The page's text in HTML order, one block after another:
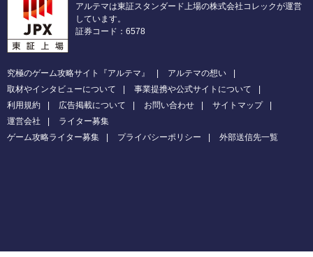
アルテマは東証スタンダード上場の株式会社コレックが運営
しています。
証券コード：6578
究極のゲーム攻略サイト『アルテマ』
アルテマの想い
取材やインタビューについて
事業提携や公式サイトについて
利用規約
広告掲載について お問い合わせ
サイトマップ
運営会社
ライター募集
ゲーム攻略ライター募集
プライバシーポリシー 外部送信先一覧